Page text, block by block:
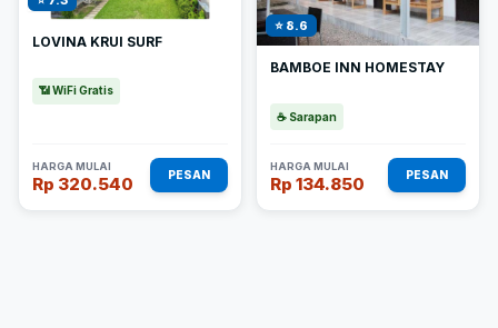
LOVINA KRUI SURF
📶 WiFi Gratis
HARGA MULAI
Rp 320.540 PESAN
⭐ 8.6
BAMBOE INN HOMESTAY
☕ Sarapan
HARGA MULAI
Rp 134.850 PESAN